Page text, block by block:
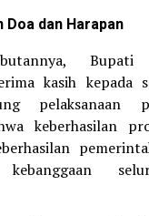
dan Harapan
kasih kepada
keberhasilan